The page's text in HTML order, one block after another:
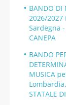
BANDO DI
2026/2027
Sardegna -
CANEPA
BANDO
MUSICA
STATALE